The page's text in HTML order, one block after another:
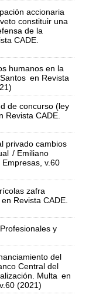
accionaria
constituir una
de la
CADE.
humanos en la
en Revista
de concurso (ley
Revista CADE.
privado cambios
/ Emiliano
v.60
zafra
en Revista CADE.
y
del
Central del
Multa en
(2021)